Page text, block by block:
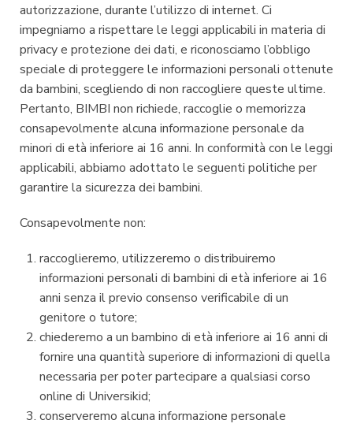
autorizzazione, durante l’utilizzo di internet. Ci
impegniamo a rispettare le leggi applicabili in materia di
privacy e protezione dei dati, e riconosciamo l’obbligo
speciale di proteggere le informazioni personali ottenute
da bambini, scegliendo di non raccogliere queste ultime.
Pertanto, BIMBI non richiede, raccoglie o memorizza
consapevolmente alcuna informazione personale da
minori di età inferiore ai 16 anni. In conformità con le leggi
applicabili, abbiamo adottato le seguenti politiche per
garantire la sicurezza dei bambini.
Consapevolmente non:
raccoglieremo, utilizzeremo o distribuiremo
informazioni personali di bambini di età inferiore ai 16
anni senza il previo consenso verificabile di un
genitore o tutore;
chiederemo a un bambino di età inferiore ai 16 anni di
fornire una quantità superiore di informazioni di quella
necessaria per poter partecipare a qualsiasi corso
online di Universikid;
conserveremo alcuna informazione personale